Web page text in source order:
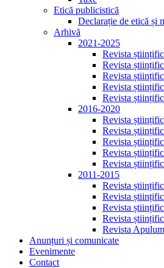
Etică publicistică
Declarație de etică și
Arhivă
2021-2025
Revista
Revista
Revista
Revista
Revista
2016-2020
Revista
Revista
Revista
Revista
Revista
2011-2015
Revista
Revista
Revista
Revista
Revista
Anunțuri și comunicate
Evenimente
Contact